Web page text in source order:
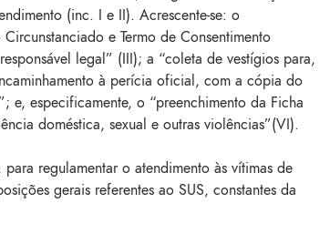
(inc. I e II). Acrescente-se: o
e Termo de Consentimento
legal” (III); a “coleta de vestígios para,
à perícia oficial, com a cópia do
e, especificamente, o “preenchimento da Ficha
doméstica, sexual e outras violências”(VI).
regulamentar o atendimento às vítimas de
gerais referentes ao SUS, constantes da